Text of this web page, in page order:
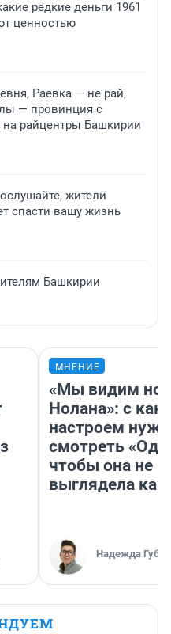
редкие деньги 1961
ценностью
Раевка — не рай,
— провинция с
райцентры Башкирии
жители
спасти вашу жизнь
Башкирии
МНЕНИЕ
«Мы видим
Нолана»: с
настроем
смотреть
чтобы она не
выглядела как
Надежда